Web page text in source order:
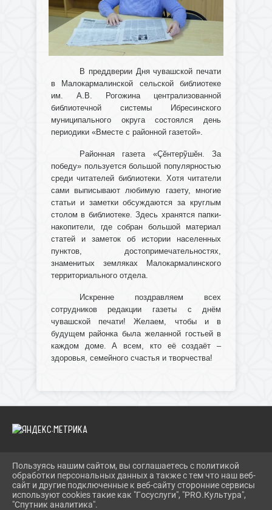
В преддверии Дня чувашской печати
в Малокармалинской сельской библиотеке
им. А.В. Рогожина централизованной
библиотечной системы Ибресинского
муниципального округа состоялся день
периодики «Вместе с районной газетой».
Районная газета «Çĕнтерỹшĕн. За
победу» пользуется большой популярностью
среди читателей библиотеки. Хотя читатели
сами выписывают любимую газету, многие
статьи и заметки обсуждаются за круглым
столом в библиотеке. Здесь хранятся папки-
накопители, где собран большой материал
статей и заметок об истории населенных
пунктов, достопримечательностях,
знаменитых земляках Малокармалинского
территориального отдела.
Искренне поздравляем всех
сотрудников редакции газеты с днём
чувашской печати! Желаем, чтобы и в
будущем районка была желанной гостьей в
каждом доме. А всем, кто её создаёт –
здоровья, семейного счастья и творчества!
2026 Г. IBRBIB.RU
ВХОД
КАРТА САЙТА
ПОЛИТИКА ОБРАБОТКИ ПЕРСОНАЛЬНЫХ ДАННЫХ
Пользуясь нашим сайтом, вы соглашаетесь с политикой
обработки персональных данных а также с тем что наш веб-
сайт и другие подключенные к веб-сайту сторонние сервисы
используют cookies такие как "Госуслуги", "PRO.Культура",
"Спутник аналитика".